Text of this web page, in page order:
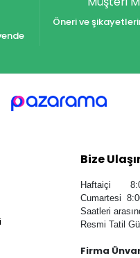
Öneri ve
Bize
Haftaiçi
Cumartesi
Saatleri
Resmi Tatil
Firma